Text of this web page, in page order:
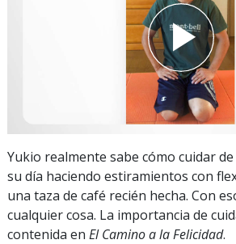
Yukio realmente sabe cómo cuidar
su día haciendo estiramientos con
una taza de café recién hecha. Con
cualquier cosa. La importancia de
contenida en El Camino a la Felicidad.